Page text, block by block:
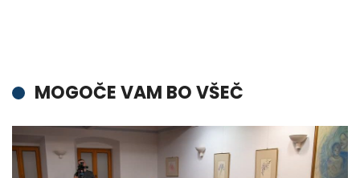
MOGOČE VAM BO VŠEČ